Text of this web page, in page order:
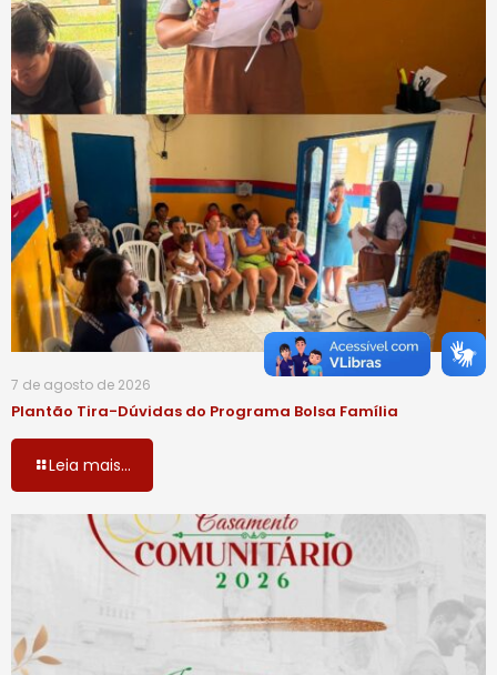
7 de agosto de 2026
Plantão Tira-Dúvidas do Programa Bolsa Família
Leia mais...